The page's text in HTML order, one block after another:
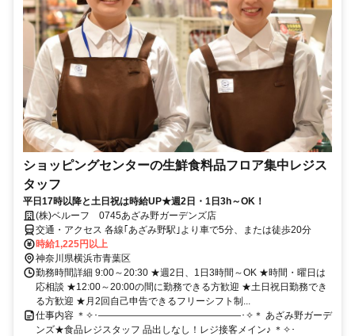
ショッピングセンターの生鮮食料品フロア集中レジス
タッフ
平日17時以降と土日祝は時給UP★週2日・1日3h～OK！
(株)ベルーフ 0745あざみ野ガーデンズ店
交通・アクセス 各線｢あざみ野駅｣より車で5分、または徒歩20分
時給1,225円以上
神奈川県横浜市青葉区
勤務時間詳細 9:00～20:30 ★週2日、1日3時間～OK ★時間・曜日は
応相談 ★12:00～20:00の間に勤務できる方歓迎 ★土日祝日勤務でき
る方歓迎 ★月2回自己申告できるフリーシフト制...
仕事内容 ＊✧･―――――――――――――――･✧＊ あざみ野ガーデ
ンズ★食品レジスタッフ 品出しなし！レジ接客メイン♪ ＊✧･